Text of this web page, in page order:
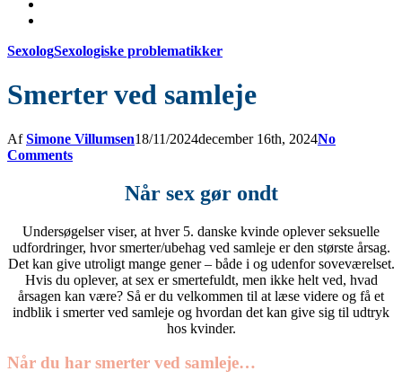
SexologSexologiske problematikker
Smerter ved samleje
AfSimone Villumsen18/11/2024december 16th, 2024No
Comments
Når sex gør ondt
Undersøgelser viser, at hver 5. danske kvinde oplever seksuelle
udfordringer, hvor smerter/ubehag ved samleje er den største årsag.
Det kan give utroligt mange gener – både i og udenfor soveværelset.
Hvis du oplever, at sex er smertefuldt, men ikke helt ved, hvad
årsagen kan være? Så er du velkommen til at læse videre og få et
indblik i smerter ved samleje og hvordan det kan give sig til udtryk
hos kvinder.
Når du har smerter ved samleje…